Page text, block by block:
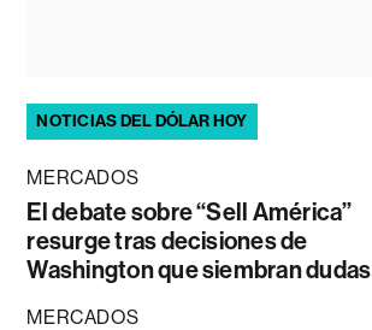
NOTICIAS DEL DÓLAR HOY
MERCADOS
El debate sobre “Sell América”
resurge tras decisiones de
Washington que siembran dudas
MERCADOS